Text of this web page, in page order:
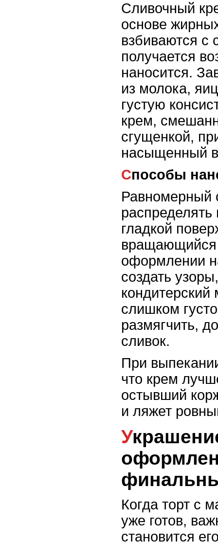
Сливочный
основе
взбиваются с
получается
наносится.
из молока,
густую
крем,
сгущенкой,
насыщенный
Способы
Равномерный
гладкой
вращающийся
оформлении
создать
слишком
размягчить,
сливок.
При
что крем
остывший
и ляжет
Украшение торта: идеи
Когда торт с
уже готов,
становится